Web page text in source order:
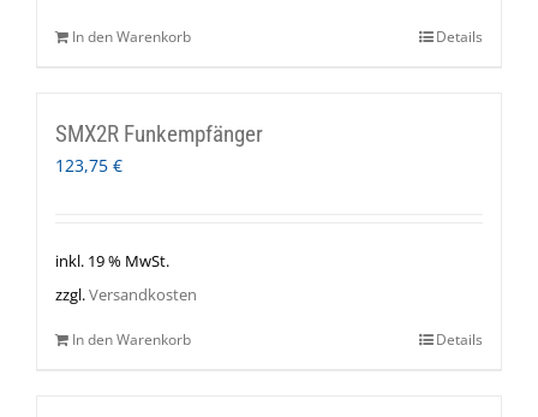
In den Warenkorb Details
SMX2R Funkempfänger
123,75 €
inkl. 19 % MwSt.
zzgl.Versandkosten
In den Warenkorb Details